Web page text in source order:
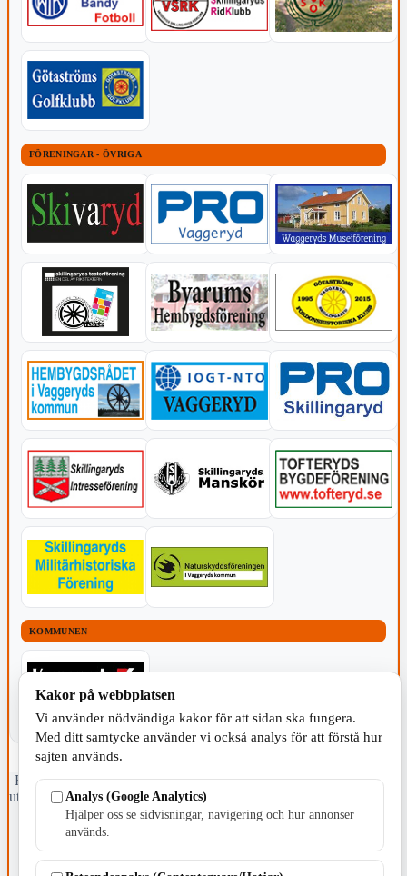
FÖRENINGAR - ÖVRIGA
KOMMUNEN
Fristående webbtidningsföretag grundat 1991 som sedan 2002 ger
ut tidningen Skillingaryd.nu och 2010 lanserades Värnamo.nu. Från
april 2026 omfattar Skillingaryd.nu tre kommuner: Gnosjö,
Värnamo och Vaggeryds kommun.
Kontakta oss
Kakor på webbplatsen
Vi använder nödvändiga kakor för att sidan ska fungera.
Med ditt samtycke använder vi också analys för att förstå hur
sajten används.
Analys (Google Analytics)
Hjälper oss se sidvisningar, navigering och hur annonser
används.